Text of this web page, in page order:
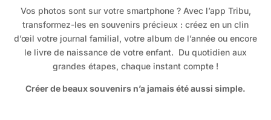
Vos photos sont sur votre smartphone ? Avec l’app Tribu,
transformez-les en souvenirs précieux : créez en un clin
d’œil votre journal familial, votre album de l’année ou encore
le livre de naissance de votre enfant. Du quotidien aux
grandes étapes, chaque instant compte !
Créer de beaux souvenirs n’a jamais été aussi simple.